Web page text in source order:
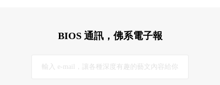
BIOS 通訊，佛系電子報